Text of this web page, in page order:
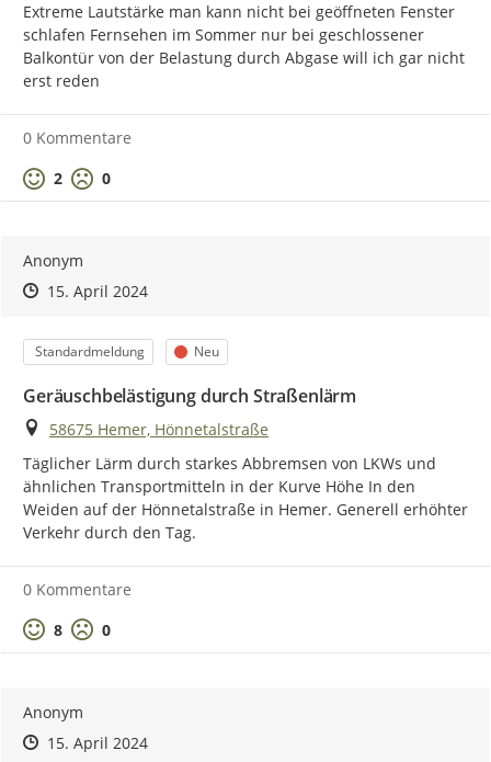
Extreme Lautstärke man kann nicht bei geöffneten Fenster
schlafen Fernsehen im Sommer nur bei geschlossener
Balkontür von der Belastung durch Abgase will ich gar nicht
erst reden
0 Kommentare
Positive Bewertung
2 Negative Bewertung
0
Anonym
Zeitpunkt des Erstellens
Zeitpunkt des Erstellens
15. April 2024Zur Äußerung
Kategorie
Standardmeldung Status
Neu
Geräuschbelästigung durch Straßenlärm
Ort
58675 Hemer, Hönnetalstraße
Täglicher Lärm durch starkes Abbremsen von LKWs und
ähnlichen Transportmitteln in der Kurve Höhe In den
Weiden auf der Hönnetalstraße in Hemer. Generell erhöhter
Verkehr durch den Tag.
0 Kommentare
Positive Bewertung
8 Negative Bewertung
0
Anonym
Zeitpunkt des Erstellens
Zeitpunkt des Erstellens
15. April 2024Zur Äußerung